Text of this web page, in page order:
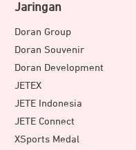
Jaringan
Doran Group
Doran Souvenir
Doran Development
JETEX
JETE Indonesia
JETE Connect
XSports Medal